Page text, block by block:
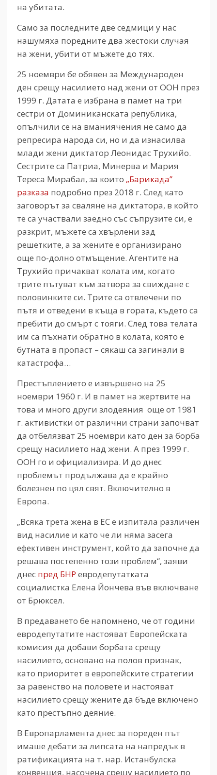
на убитата.
Само за последните две седмици у нас
нашумяха поредните два жестоки случая
на жени, убити от мъжете до тях.
25 ноември бе обявен за Международен
ден срещу насилието над жени от ООН през
1999 г. Датата е избрана в памет на три
сестри от Доминиканската република,
опълчили се на вманиячения не само да
репресира народа си, но и да изнасилва
млади жени диктатор Леонидас Трухийо.
Сестрите са Патриа, Минерва и Мария
Тереса Мирабал, за които „Барикада”
разказа подробно през 2018 г. След като
заговорът за сваляне на диктатора, в който
те са участвали заедно със съпрузите си, е
разкрит, мъжете са хвърлени зад
решетките, а за жените е организирано
още по-долно отмъщение. Агентите на
Трухийо причакват колата им, когато
трите пътуват към затвора за свиждане с
половинките си. Трите са отвлечени по
пътя и отведени в къща в гората, където са
пребити до смърт с тояги. След това телата
им са пъхнати обратно в колата, която е
бутната в пропаст – сякаш са загинали в
катастрофа…
Престъплението е извършено на 25
ноември 1960 г. И в памет на жертвите на
това и много други злодеяния още от 1981
г. активистки от различни страни започват
да отбелязват 25 ноември като ден за борба
срещу насилието над жени. А през 1999 г.
ООН го и официализира. И до днес
проблемът продължава да е крайно
болезнен по цял свят. Включително в
Европа.
„Всяка трета жена в ЕС е изпитала различен
вид насилие и като че ли няма засега
ефективен инструмент, който да започне да
решава постепенно този проблем“, заяви
днес пред БНР евродепутатката
социалистка Елена Йончева във включване
от Брюксел.
В предаването бе напомнено, че от години
евродепутатите настояват Европейската
комисия да добави борбата срещу
насилието, основано на полов признак,
като приоритет в европейските стратегии
за равенство на половете и настояват
насилието срещу жените да бъде включено
като престъпно деяние.
В Европарламента днес за пореден път
имаше дебати за липсата на напредък в
ратификацията на т. нар. Истанбулска
конвенция, насочена срещу насилието по